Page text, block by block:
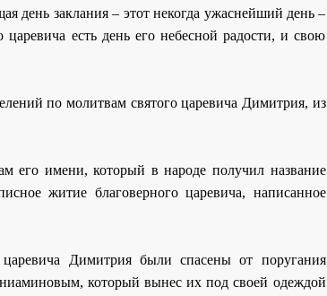
день заклания – этот некогда ужаснейший день –
есть день его небесной радости, и свою
по молитвам святого царевича Димитрия, из
его имени, который в народе получил название
житие благоверного царевича, написанное
Димитрия были спасены от поругания
который вынес их под своей одеждой